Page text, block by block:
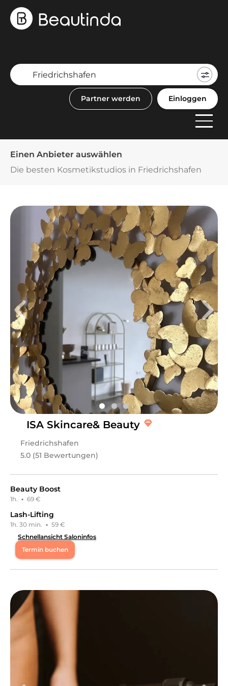
Partner werden Einloggen
Einen Anbieter auswählen
Die besten Kosmetikstudios in Friedrichshafen
ISA Skincare& Beauty
Friedrichshafen
5.0 (51 Bewertungen)
Beauty Boost
1h. · 69 €
Lash-Lifting
1h. 30 min. · 59 €
Schnellansicht Saloninfos
Termin buchen
Di 09:00 - 13:00
Mi 14:00 - 20:00
Do 09:00 - 20:00
14:00 - 20:00
09:00 - 16:00